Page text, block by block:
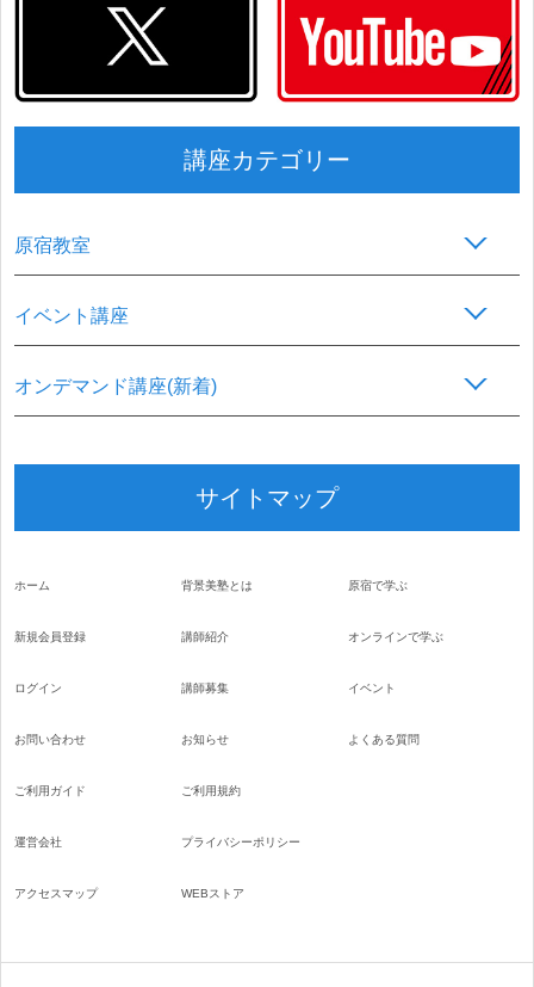
講座カテゴリー
原宿教室
イベント講座
オンデマンド講座(新着)
サイトマップ
ホーム
新規会員登録
ログイン
お問い合わせ
背景美塾とは
講師紹介
講師募集
お知らせ
原宿で学ぶ
オンラインで学ぶ
イベント
よくある質問
ご利用ガイド
運営会社
アクセスマップ
ご利用規約
プライバシーポリシー
WEBストア